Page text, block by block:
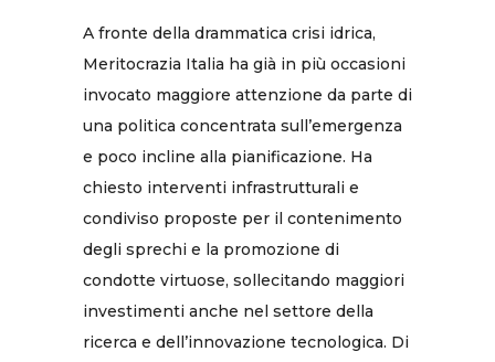
A fronte della drammatica crisi idrica,
Meritocrazia Italia ha già in più occasioni
invocato maggiore attenzione da parte di
una politica concentrata sull’emergenza
e poco incline alla pianificazione. Ha
chiesto interventi infrastrutturali e
condiviso proposte per il contenimento
degli sprechi e la promozione di
condotte virtuose, sollecitando maggiori
investimenti anche nel settore della
ricerca e dell’innovazione tecnologica. Di